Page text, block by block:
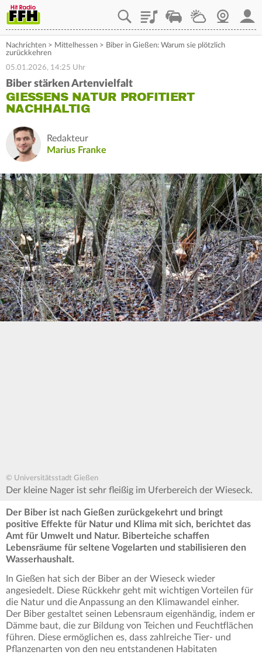
PlaylistStaupilotWetterWebcam
Nachrichten > Mittelhessen > Biber in Gießen: Warum sie plötzlich
zurückkehren
05.01.2026, 14:25 Uhr
Biber stärken Artenvielfalt
GIESSENS NATUR PROFITIERT N
ACHHALTIG
Redakteur
Marius Franke
© Universitätsstadt Gießen
Der kleine Nager ist sehr fleißig im Uferbereich der Wieseck.
Der Biber ist nach Gießen zurückgekehrt und bringt
positive Effekte für Natur und Klima mit sich, berichtet das
Amt für Umwelt und Natur. Biberteiche schaffen
Lebensräume für seltene Vogelarten und stabilisieren den
Wasserhaushalt.
In Gießen hat sich der Biber an der Wieseck wieder
angesiedelt. Diese Rückkehr geht mit wichtigen Vorteilen für
die Natur und die Anpassung an den Klimawandel einher.
Der Biber gestaltet seinen Lebensraum eigenhändig, indem er
Dämme baut, die zur Bildung von Teichen und Feuchtflächen
führen. Diese ermöglichen es, dass zahlreiche Tier- und
Pflanzenarten von den neu entstandenen Habitaten